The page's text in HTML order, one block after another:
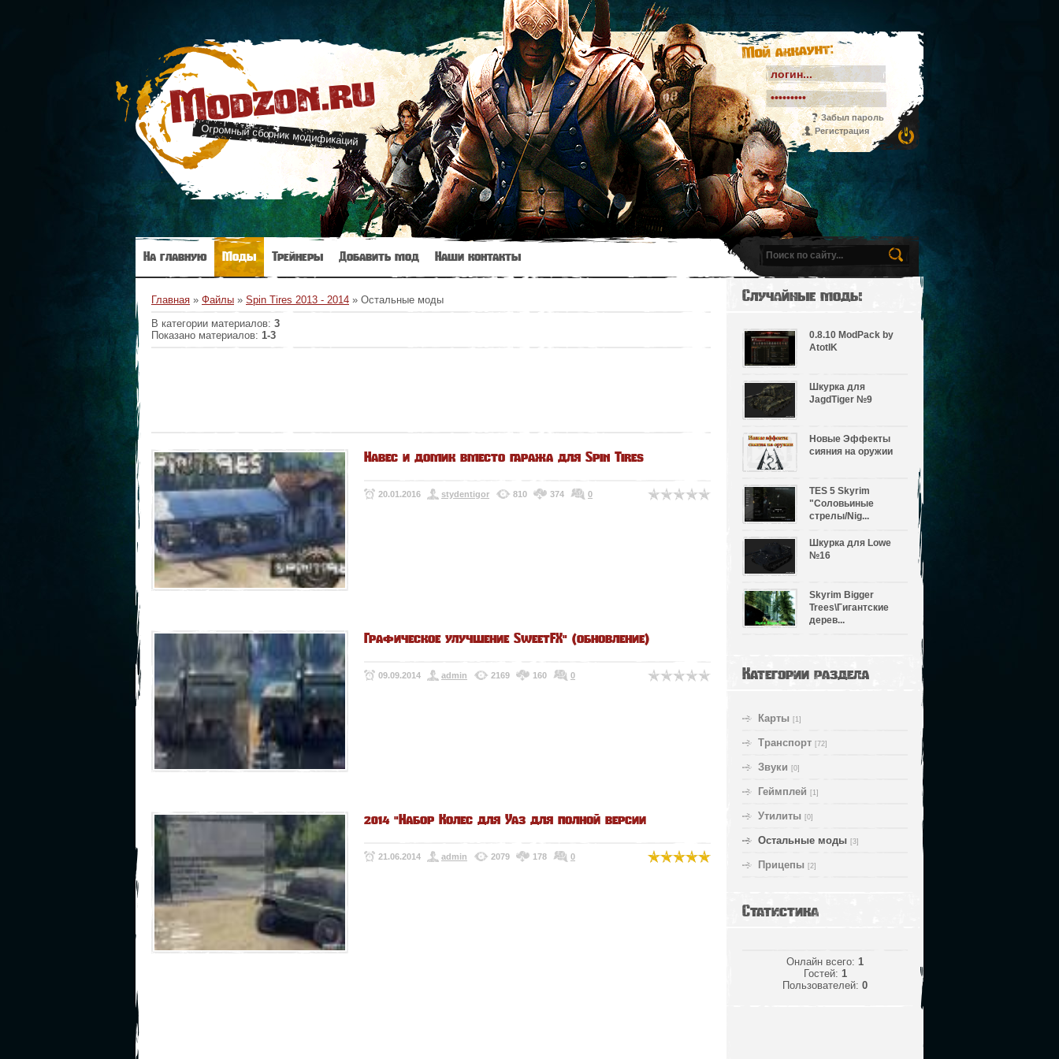
Modzon.ru
Огромный сборник модификаций
Мой аккаунт:
Забыл пароль
Регистрация
На главную Моды Трейнеры Добавить мод Наши контакты
Главная » Файлы » Spin Tires 2013 - 2014 » Остальные моды
В категории материалов: 3
Показано материалов: 1-3
Навес и домик вместо гаража для Spin Tires
20.01.2016 stydentigor 810 374 0
Графическое улучшение SweetFX" (обновление)
09.09.2014 admin 2169 160 0
2014 "Набор Колес для Уаз для полной версии
21.06.2014 admin 2079 178 0
Случайные моды
0.8.10 ModPack by
AtotIK
Шкурка для
JagdTiger №9
Новые Эффекты
сияния на оружии
TES 5 Skyrim
"Соловьиные
стрелы/Nig...
Шкурка для Lowe
№16
Skyrim Bigger
Trees\Гигантские
дерев...
Категории раздела
Карты [1]
Транспорт [72]
Звуки [0]
Геймплей [1]
Утилиты [0]
Остальные моды [3]
Прицепы [2]
Статистика
Онлайн всего: 1
Гостей: 1
Пользователей: 0